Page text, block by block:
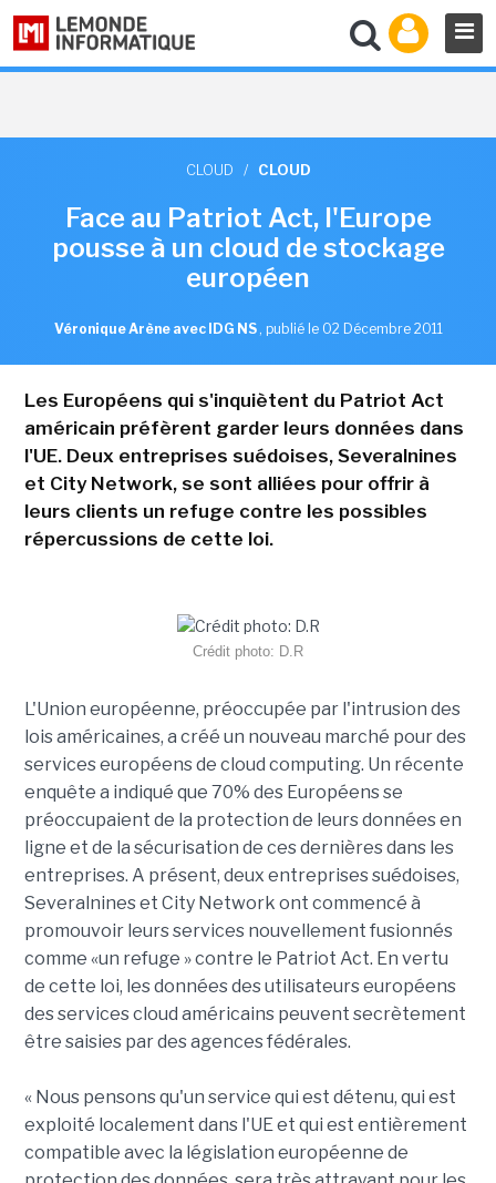
CLOUD / CLOUD
Face au Patriot Act, l'Europe
pousse à un cloud de stockage
européen
Véronique Arène avec IDG NS , publié le 02 Décembre 2011
Les Européens qui s'inquiètent du Patriot Act
américain préfèrent garder leurs données dans
l'UE. Deux entreprises suédoises, Severalnines
et City Network, se sont alliées pour offrir à
leurs clients un refuge contre les possibles
répercussions de cette loi.
Crédit photo: D.R
L'Union européenne, préoccupée par l'intrusion des
lois américaines, a créé un nouveau marché pour des
services européens de cloud computing. Un récente
enquête a indiqué que 70% des Européens se
préoccupaient de la protection de leurs données en
ligne et de la sécurisation de ces dernières dans les
entreprises. A présent, deux entreprises suédoises,
Severalnines et City Network ont commencé à
promouvoir leurs services nouvellement fusionnés
comme «un refuge » contre le Patriot Act. En vertu
de cette loi, les données des utilisateurs européens
des services cloud américains peuvent secrètement
être saisies par des agences fédérales.
« Nous pensons qu'un service qui est détenu, qui est
exploité localement dans l'UE et qui est entièrement
compatible avec la législation européenne de